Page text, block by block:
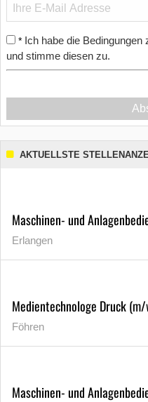
* Ich habe die
und stimme diesen zu.
AKTUELLSTE
Maschinen- und
Erlangen
Medientechnologe Druck
Föhren
Maschinen- und